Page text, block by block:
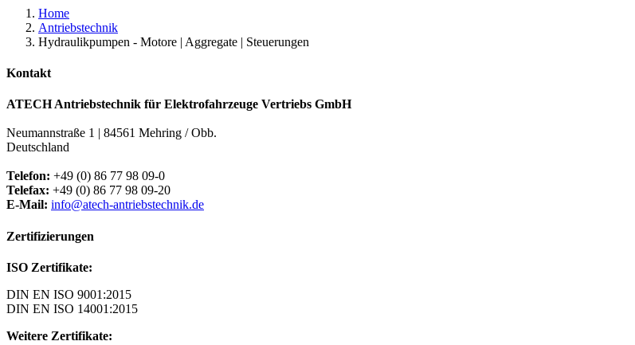
Home
Antriebstechnik
Hydraulikpumpen - Motore | Aggregate | Steuerungen
Kontakt
ATECH Antriebstechnik für Elektrofahrzeuge Vertriebs GmbH
Neumannstraße 1 | 84561 Mehring / Obb.
Deutschland
Telefon: +49 (0) 86 77 98 09-0
Telefax: +49 (0) 86 77 98 09-20
E-Mail: info@atech-antriebstechnik.de
Zertifizierungen
ISO Zertifikate:
DIN EN ISO 9001:2015
DIN EN ISO 14001:2015
Weitere Zertifikate: